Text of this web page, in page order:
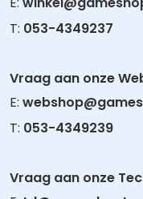
T: 053-4349237
Vraag aan onze
E:
T: 053-4349239
Vraag aan onze